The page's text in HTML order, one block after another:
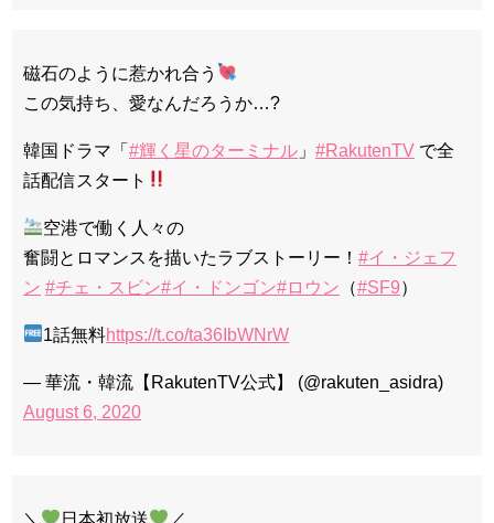
磁石のように惹かれ合う
この気持ち、愛なんだろうか…?
韓国ドラマ「 #輝く星のターミナル 」 #RakutenTV で全
話配信スタート
空港で働く人々の
奮闘とロマンスを描いたラブストーリー！ #イ・ジェフ
ン #チェ・スビン#イ・ドンゴン#ロウン （#SF9）
1話無料https://t.co/ta36IbWNrW
— 華流・韓流【RakutenTV公式】 (@rakuten_asidra)
August 6, 2020
＼ 日本初放送 ／